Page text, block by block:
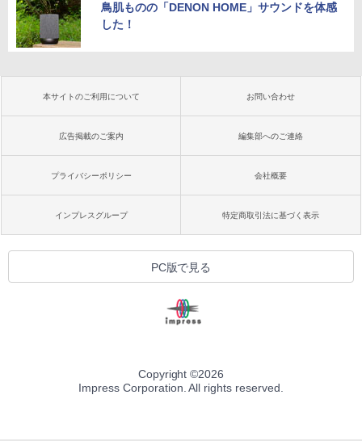
鳥肌ものの「DENON HOME」サウンドを体感
した！
本サイトのご利用について お問い合わせ
広告掲載のご案内 編集部へのご連絡
プライバシーポリシー 会社概要
インプレスグループ 特定商取引法に基づく表示
PC版で見る
Copyright ©2026
Impress Corporation. All rights reserved.